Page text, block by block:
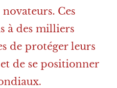
Ces
à des milliers
de protéger leurs
de se positionner